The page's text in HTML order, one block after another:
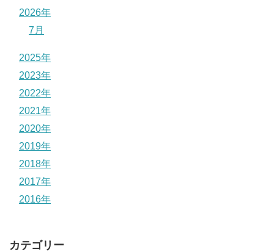
2026年
7月
2025年
2023年
2022年
2021年
2020年
2019年
2018年
2017年
2016年
カテゴリー